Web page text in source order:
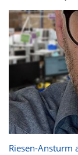
Riesen-Ansturm